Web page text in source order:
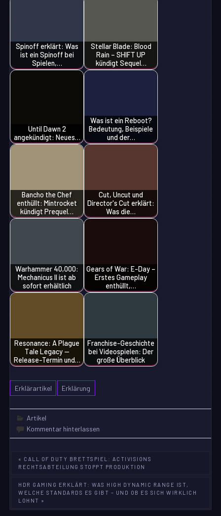
Spinoff erklärt: Was
ist ein Spinoff bei
Spielen,…
Stellar Blade: Blood
Rain – SHIFT UP
kündigt Sequel…
Until Dawn 2
angekündigt: Neues…
Was ist ein Reboot?
Bedeutung, Beispiele
und der…
Bancho the Chef
enthüllt: Mintrocket
kündigt Prequel…
Cut, Uncut und
Director's Cut erklärt:
Was die…
Warhammer 40,000:
Mechanicus II ist ab
sofort erhältlich
Gears of War: E-Day –
Erstes Gameplay
enthüllt,…
Resonance: A Plague
Tale Legacy —
Release-Termin und…
Franchise-Geschichte
bei Videospielen: Der
große Überblick
Erklärartikel Erklärung
Artikel
Kommentar hinterlassen
Beitragsnavigation
« CALL OF DUTY BRETTSPIEL: ACTIVISIONS
RECHTSABTEILUNG STOPPT PRODUKTION
HDR GAMING ERKLÄRT: WAS HIGH DYNAMIC RANGE IST,
WELCHE STANDARDS ES GIBT – UND OB ES SICH WIRKLICH
LOHNT »